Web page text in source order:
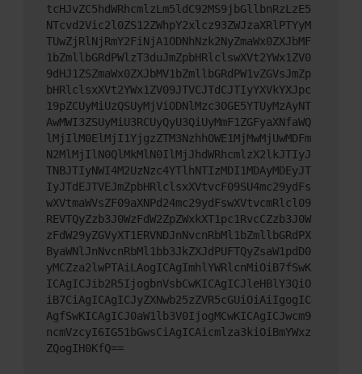
tcHJvZC5hdWRhcmlzLm5ldC92MS9jbGllbnRzLzE5
NTcvd2Vic2l0ZS12ZWhpY2xlcz93ZWJzaXRlPTYyM
TUwZjRlNjRmY2FiNjA1ODNhNzk2NyZmaWx0ZXJbMF
1bZmllbGRdPWlzT3duJmZpbHRlclswXVt2YWx1ZV0
9dHJ1ZSZmaWx0ZXJbMV1bZmllbGRdPW1vZGVsJmZp
bHRlclsxXVt2YWx1ZV09JTVCJTdCJTIyYXVkYXJpc
19pZCUyMiUzQSUyMjViODNlMzc3OGE5YTUyMzAyNT
AwMWI3ZSUyMiU3RCUyQyU3QiUyMmF1ZGFyaXNfaWQ
lMjIlM0ElMjI1YjgzZTM3NzhhOWE1MjMwMjUwMDFm
N2MlMjIlN0QlMkMlN0IlMjJhdWRhcmlzX2lkJTIyJ
TNBJTIyNWI4M2UzNzc4YTlhNTIzMDI1MDAyMDEyJT
IyJTdEJTVEJmZpbHRlclsxXVtvcF09SU4mc29ydFs
wXVtmaWVsZF09aXNPd24mc29ydFswXVtvcmRlcl09
REVTQyZzb3J0WzFdW2ZpZWxkXT1pc1RvcCZzb3J0W
zFdW29yZGVyXT1ERVNDJnNvcnRbMl1bZmllbGRdPX
ByaWNlJnNvcnRbMl1bb3JkZXJdPUFTQyZsaW1pdD0
yMCZza2lwPTAiLAogICAgImhlYWRlcnMiOiB7fSwK
ICAgICJib2R5IjogbnVsbCwKICAgICJleHBlY3QiO
iB7CiAgICAgICJyZXNwb25zZVR5cGUiOiAiIgogIC
AgfSwKICAgICJ0aW1lb3V0IjogMCwKICAgICJwcm9
ncmVzcyI6IG51bGwsCiAgICAicmlza3kiOiBmYWxz
ZQogIH0KfQ==